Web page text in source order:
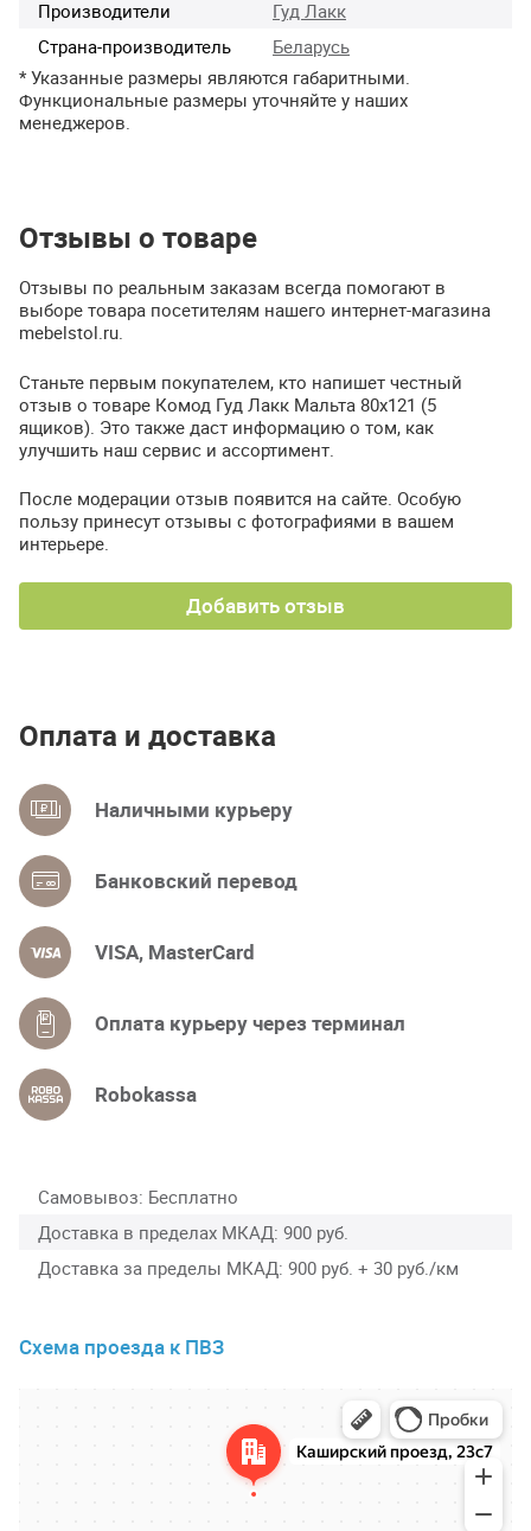
Производители
Гуд Лакк
Страна-производитель
Беларусь
* Указанные размеры являются габаритными.
Функциональные размеры уточняйте у наших
менеджеров.
Отзывы о товаре
Отзывы по реальным заказам всегда помогают в
выборе товара посетителям нашего интернет-магазина
mebelstol.ru.
Станьте первым покупателем, кто напишет честный
отзыв о товаре Комод Гуд Лакк Мальта 80х121 (5
ящиков). Это также даст информацию о том, как
улучшить наш сервис и ассортимент.
После модерации отзыв появится на сайте. Особую
пользу принесут отзывы с фотографиями в вашем
интерьере.
Добавить отзыв
Оплата и доставка
Наличными курьеру
Банковский перевод
VISA, MasterCard
Оплата курьеру через терминал
Robokassa
Самовывоз Бесплатно
Доставка в пределах МКАД 900 руб.
Доставка за пределы МКАД 900 руб. + 30 руб./км
Схема проезда к ПВЗ